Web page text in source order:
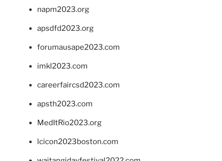
napm2023.org
apsdfd2023.org
forumausape2023.com
imkl2023.com
careerfaircsd2023.com
apsth2023.com
MedItRio2023.org
lcicon2023boston.com